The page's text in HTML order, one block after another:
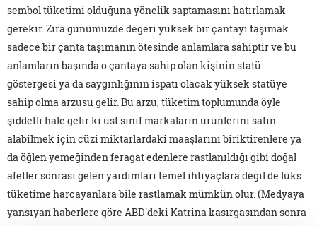
sembol tüketimi olduğuna yönelik saptamasını hatırlamak
gerekir. Zira günümüzde değeri yüksek bir çantayı taşımak
sadece bir çanta taşımanın ötesinde anlamlara sahiptir ve bu
anlamların başında o çantaya sahip olan kişinin statü
göstergesi ya da saygınlığının ispatı olacak yüksek statüye
sahip olma arzusu gelir. Bu arzu, tüketim toplumunda öyle
şiddetli hale gelir ki üst sınıf markaların ürünlerini satın
alabilmek için cüzi miktarlardaki maaşlarını biriktirenlere ya
da öğlen yemeğinden feragat edenlere rastlanıldığı gibi doğal
afetler sonrası gelen yardımları temel ihtiyaçlara değil de lüks
tüketime harcayanlara bile rastlamak mümkün olur. (Medyaya
yansıyan haberlere göre ABD'deki Katrina kasırgasından sonra